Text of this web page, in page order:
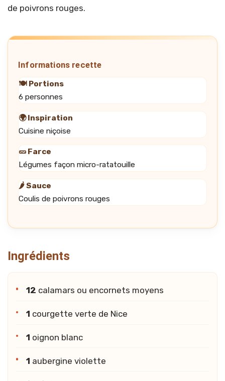
de poivrons rouges.
Informations recette
🍽️ Portions
6 personnes
🌍 Inspiration
Cuisine niçoise
🥒 Farce
Légumes façon micro-ratatouille
🌶️ Sauce
Coulis de poivrons rouges
Ingrédients
12 calamars ou encornets moyens
1 courgette verte de Nice
1 oignon blanc
1 aubergine violette